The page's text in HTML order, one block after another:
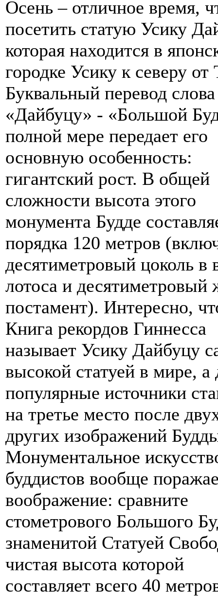
Осень – отличное время,
посетить статую Усику
которая находится в
городке Усику к северу от
Буквальный перевод слова
«Дайбуцу» - «Большой
полной мере передает его
основную особенность:
гигантский рост. В общей
сложности высота этого
монумента Будде
порядка 120 метров
десятиметровый цоколь в
лотоса и десятиметровый
постамент). Интересно,
Книга рекордов Гиннесса
называет Усику Дайбуцу
высокой статуей в мире, а
популярные источники
на третье место после
других изображений
Монументальное
буддистов вообще
воображение: сравните
стометрового Большого
знаменитой Статуей
чистая высота которой
составляет всего 40